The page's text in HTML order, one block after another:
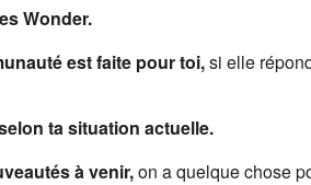
Wonder.
est faite pour toi,si elle
ta situation actuelle.
à venir,on a quelque chose